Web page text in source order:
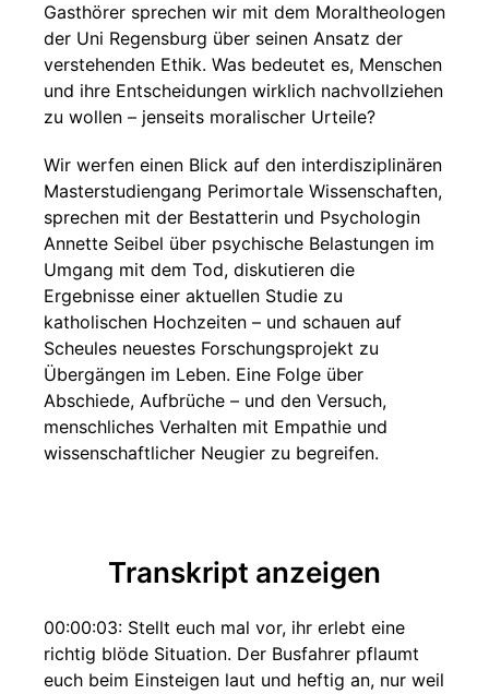
Gasthörer sprechen wir mit dem Moraltheologen
der Uni Regensburg über seinen Ansatz der
verstehenden Ethik. Was bedeutet es, Menschen
und ihre Entscheidungen wirklich nachvollziehen
zu wollen – jenseits moralischer Urteile?
Wir werfen einen Blick auf den interdisziplinären
Masterstudiengang Perimortale Wissenschaften,
sprechen mit der Bestatterin und Psychologin
Annette Seibel über psychische Belastungen im
Umgang mit dem Tod, diskutieren die
Ergebnisse einer aktuellen Studie zu
katholischen Hochzeiten – und schauen auf
Scheules neuestes Forschungsprojekt zu
Übergängen im Leben. Eine Folge über
Abschiede, Aufbrüche – und den Versuch,
menschliches Verhalten mit Empathie und
wissenschaftlicher Neugier zu begreifen.
Transkript anzeigen
00:00:03: Stellt euch mal vor, ihr erlebt eine
richtig blöde Situation. Der Busfahrer pflaumt
euch beim Einsteigen laut und heftig an, nur weil